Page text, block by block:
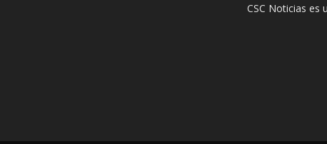
CSC Noticias